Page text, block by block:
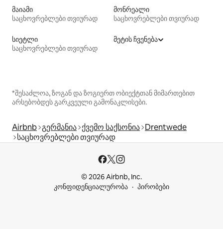
მაიამი
საცხოვრებლები თვიურად
მონრეალი
საცხოვრებლები თვიურად
სიეტლი
საცხოვრებლები თვიურად
მეტის ჩვენება
*შესაძლოა, ზოგან და ზოგიერთ ობიექტთან მიმართებით
არსებობდეს გარკვეული გამონაკლისები.
Airbnb გერმანია ქვემო საქსონია Drentwede
საცხოვრებლები თვიურად
© 2026 Airbnb, Inc.
კონფიდენციალურობა
პირობები